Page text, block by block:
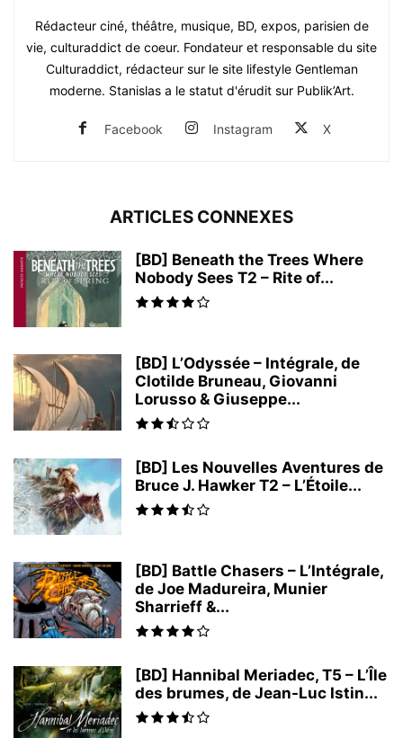
Rédacteur ciné, théâtre, musique, BD, expos, parisien de
vie, culturaddict de coeur. Fondateur et responsable du site
Culturaddict, rédacteur sur le site lifestyle Gentleman
moderne. Stanislas a le statut d'érudit sur Publik’Art.
Facebook Instagram X
ARTICLES CONNEXES
[BD] Beneath the Trees Where
Nobody Sees T2 – Rite of...
[BD] L’Odyssée – Intégrale, de
Clotilde Bruneau, Giovanni
Lorusso & Giuseppe...
[BD] Les Nouvelles Aventures de
Bruce J. Hawker T2 – L’Étoile...
[BD] Battle Chasers – L’Intégrale,
de Joe Madureira, Munier
Sharrieff &...
[BD] Hannibal Meriadec, T5 – L’Île
des brumes, de Jean-Luc Istin...